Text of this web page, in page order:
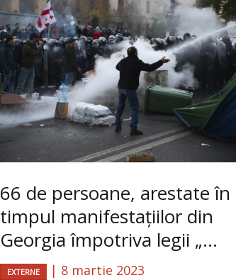
66 de persoane, arestate în
timpul manifestațiilor din
Georgia împotriva legii „...
EXTERNE | 8 martie 2023